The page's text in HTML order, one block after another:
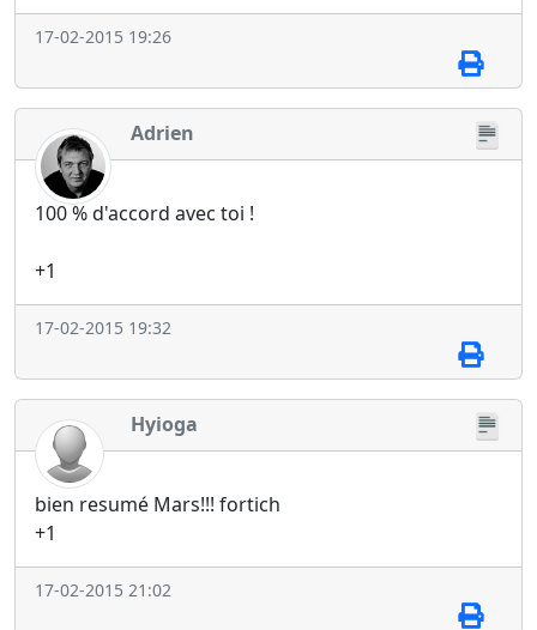
17-02-2015 19:26
Adrien
100 % d'accord avec toi !
+1
17-02-2015 19:32
Hyioga
bien resumé Mars!!! fortich
+1
17-02-2015 21:02